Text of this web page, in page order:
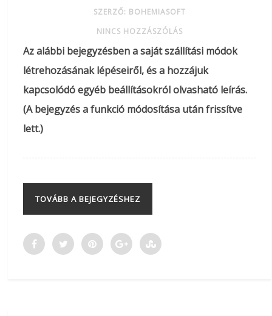
SZERZŐ: BOHEMIASOFT
NINCS HOZZÁSZÓLÁS
Az alábbi bejegyzésben a saját szállítási módok
létrehozásának lépéseiről, és a hozzájuk
kapcsolódó egyéb beállításokról olvasható leírás.
(A bejegyzés a funkció módosítása után frissítve
lett.)
TOVÁBB A BEJEGYZÉSHEZ